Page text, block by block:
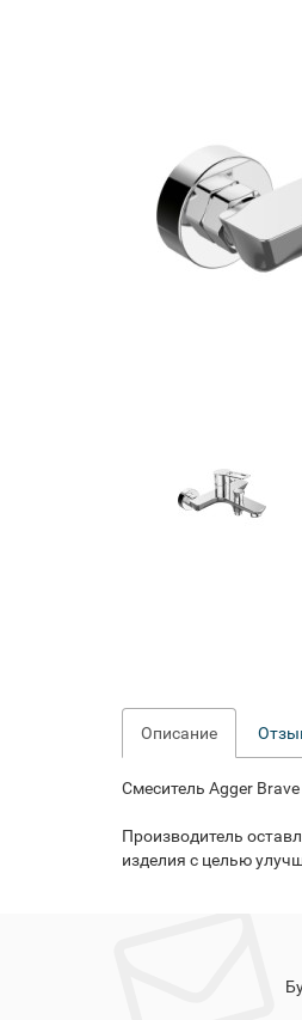
Описание
Смеситель Agger
Производитель
изделия с целью